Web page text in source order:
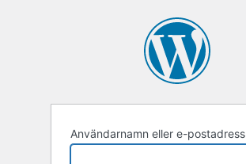
Användarnamn eller e-postadress